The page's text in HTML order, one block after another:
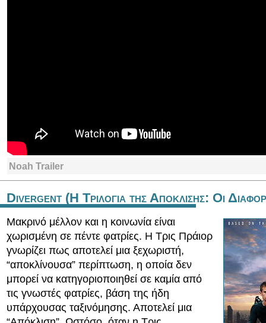
Noah Trailer
Divergent (Η Τριλογια της Αποκλισης: Οι
Μακρινό μέλλον και η κοινωνία είναι
χωρισμένη σε πέντε φατρίες. Η Τρις Πράιορ
γνωρίζει πως αποτελεί μια ξεχωριστή,
“αποκλίνουσα” περίπτωση, η οποία δεν
μπορεί να κατηγοριοποιηθεί σε καμία από
τις γνωστές φατρίες, βάση της ήδη
υπάρχουσας ταξινόμησης. Αποτελεί μια